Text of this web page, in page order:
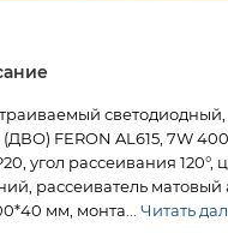
светодиодный,
FERON AL615, 7W
угол рассеивания 120°,
рассеиватель
мм, монта... Читать